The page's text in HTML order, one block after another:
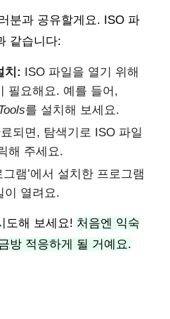
분과 공유할게요. ISO 파
같습니다:
치: ISO 파일을 열기 위해
필요해요. 예를 들어,
를 설치해 보세요.
되면, 탐색기로 ISO 파일
해 주세요.
그램’에서 설치한 프로그램
이 열려요.
도해 보세요! 처음엔 익숙
방 적응하게 될 거예요.